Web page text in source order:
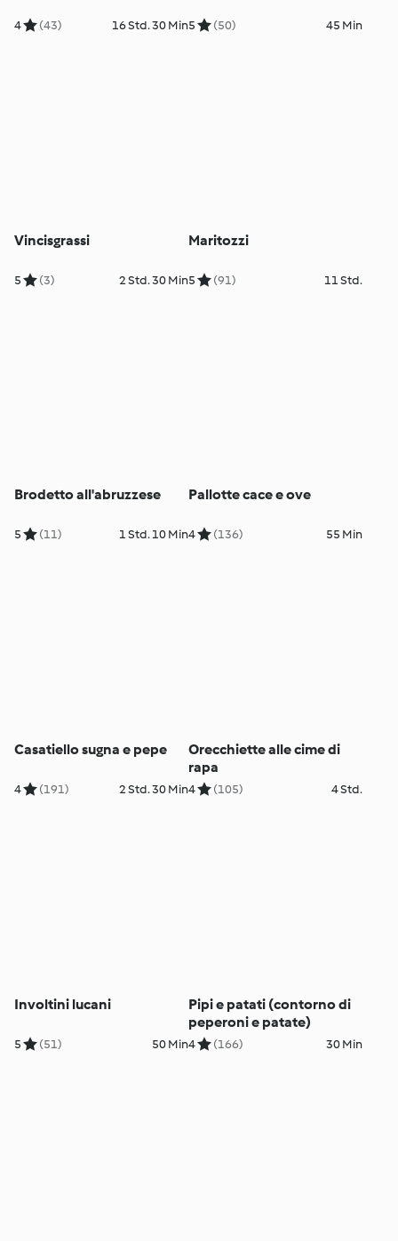
4 (43) 16 Std. 30 Min5 (50) 45 Min
Vincisgrassi
5 (3) 2 Std. 30 Min
Maritozzi
5 (91) 11 Std.
Brodetto all'abruzzese
5 (11) 1 Std. 10 Min
Pallotte cace e ove
4 (136) 55 Min
Casatiello sugna e pepe
4 (191) 2 Std. 30 Min
Orecchiette alle cime di
rapa
4 (105) 4 Std.
Involtini lucani
5 (51) 50 Min
Pipi e patati (contorno di
peperoni e patate)
4 (166) 30 Min